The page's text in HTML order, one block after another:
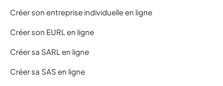
Créer son entreprise individuelle en ligne
Créer son EURL en ligne
Créer sa SARL en ligne
Créer sa SAS en ligne